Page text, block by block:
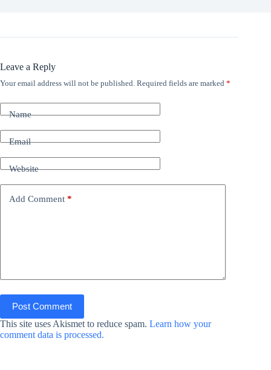
Leave a Reply
Your email address will not be published. Required fields are marked *
Name
Email
Website
Add Comment *
Post Comment
This site uses Akismet to reduce spam. Learn how your
comment data is processed.